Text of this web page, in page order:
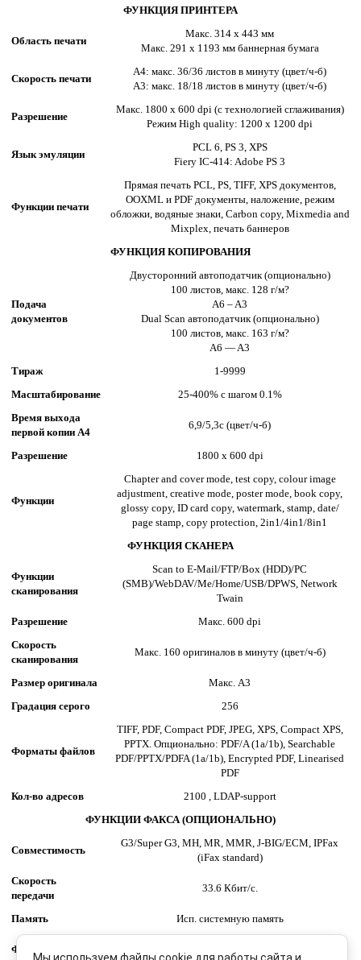
ФУНКЦИЯ ПРИНТЕРА
Область печати
Макс. 314 x 443 мм
Макс. 291 x 1193 мм баннерная бумага
Скорость печати
A4: макс. 36/36 листов в минуту (цвет/ч-б)
A3: макс. 18/18 листов в минуту (цвет/ч-б)
Разрешение
Макс. 1800 x 600 dpi (с технологией сглаживания)
Режим High quality: 1200 x 1200 dpi
Язык эмуляции
PCL 6, PS 3, XPS
Fiery IC-414: Adobe PS 3
Функции печати
Прямая печать PCL, PS, TIFF, XPS документов,
OOXML и PDF документы, наложение, режим
обложки, водяные знаки, Carbon copy, Mixmedia and
Mixplex, печать баннеров
ФУНКЦИЯ КОПИРОВАНИЯ
Подача
документов
Двусторонний автоподатчик (опционально)
100 листов, макс. 128 г/м?
A6 – A3
Dual Scan автоподатчик (опционально)
100 листов, макс. 163 г/м?
A6 — A3
Тираж
1-9999
Масштабирование
25-400% с шагом 0.1%
Время выхода
первой копии А4
6,9/5,3с (цвет/ч-б)
Разрешение 1800 x 600 dpi
Функции
Chapter and cover mode, test copy, colour image
adjustment, creative mode, poster mode, book copy,
glossy copy, ID card copy, watermark, stamp, date/
page stamp, copy protection, 2in1/4in1/8in1
ФУНКЦИЯ СКАНЕРА
Функции
сканирования
Scan to E-Mail/FTP/Box (HDD)/PC
(SMB)/WebDAV/Me/Home/USB/DPWS, Network
Twain
Разрешение
Макс. 600 dpi
Скорость
сканирования
Макс. 160 оригиналов в минуту (цвет/ч-б)
Размер оригинала
Макс. A3
Градация серого
256
Форматы файлов
TIFF, PDF, Compact PDF, JPEG, XPS, Compact XPS,
PPTX. Опционально: PDF/A (1a/1b), Searchable
PDF/PPTX/PDFA (1a/1b), Encrypted PDF, Linearised
PDF
Кол-во адресов
2100 , LDAP-support
ФУНКЦИИ ФАКСА (ОПЦИОНАЛЬНО)
Совместимость
G3/Super G3, MH, MR, MMR, J-BIG/ECM, IPFax
(iFax standard)
Скорость
передачи
33.6 Кбит/c.
Память Исп. системную память
Функции
box, Receipt to E-mail, FTP, SMB